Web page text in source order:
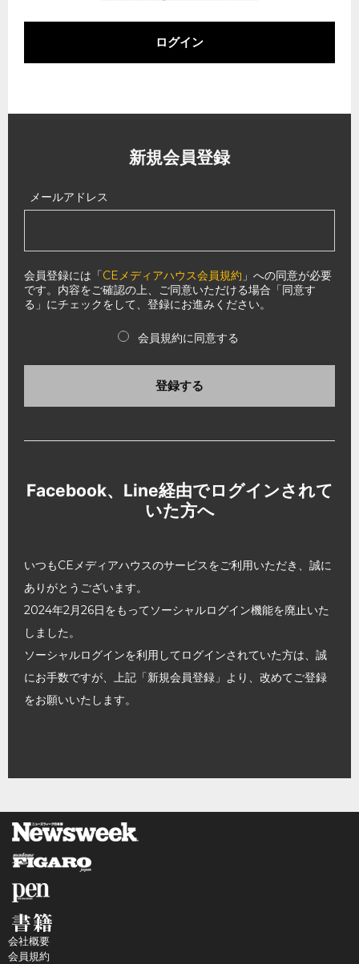
ログイン
新規会員登録
メールアドレス
会員登録には「CEメディアハウス会員規約 」への同意が必要
です。内容をご確認の上、ご同意いただける場合「同意す
る」にチェックをして、登録にお進みください。
会員規約に同意する
登録する
Facebook、Line経由でログインされて
いた方へ
いつもCEメディアハウスのサービスをご利用いただき、誠に
ありがとうございます。
2024年2月26日をもってソーシャルログイン機能を廃止いた
しました。
ソーシャルログインを利用してログインされていた方は、誠
にお手数ですが、上記「新規会員登録」より、改めてご登録
をお願いいたします。
会社概要
会員規約